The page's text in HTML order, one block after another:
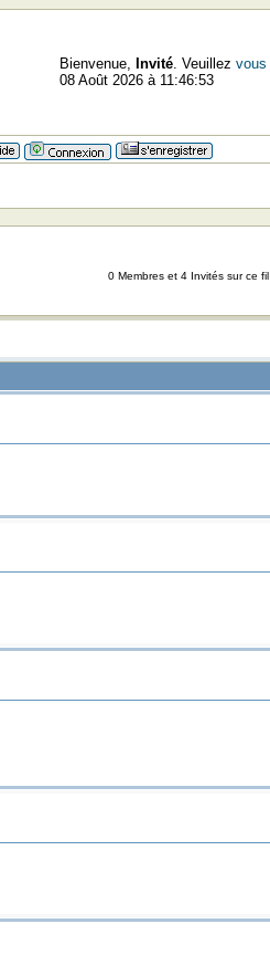
Bienvenue, Invité. Veuillez vous
08 Août 2026 à 11:46:53
0 Membres et 4 Invités sur ce fil